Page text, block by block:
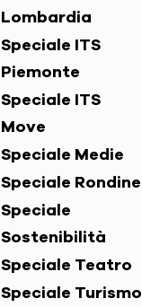
Lombardia
Speciale ITS
Piemonte
Speciale ITS
Move
Speciale Medie
Speciale Rondine
Speciale
Sostenibilità
Speciale Teatro
Speciale Turismo